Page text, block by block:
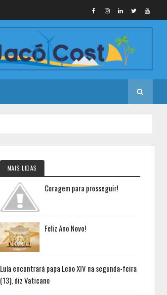
MAIS LIDAS
Coragem para prosseguir!
Feliz Ano Novo!
Lula encontrará papa Leão XIV na segunda-feira
(13), diz Vaticano